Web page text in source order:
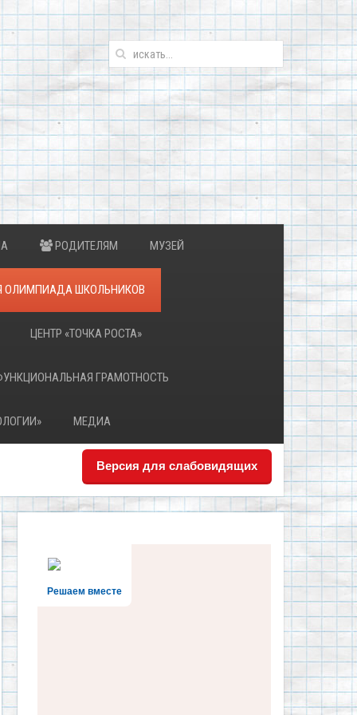
РОДИТЕЛЯМ МУЗЕЙ
ОЛИМПИАДА ШКОЛЬНИКОВ
ЦЕНТР «ТОЧКА РОСТА»
ГРАМОТНОСТЬ
МЕДИА
Версия для слабовидящих
Решаем вместе